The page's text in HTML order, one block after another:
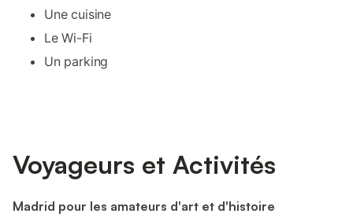
Une cuisine
Le Wi-Fi
Un parking
Voyageurs et Activités
Madrid pour les amateurs d'art et d'histoire